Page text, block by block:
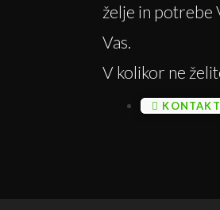
želje in potrebe
Vas.
V kolikor ne